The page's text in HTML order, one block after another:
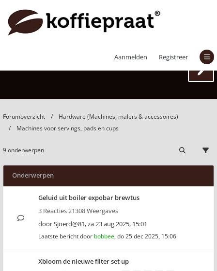
Aanmelden Registreer
Machines voor servings, pads en cups
Forumoverzicht
Hardware (Machines, malers & accessoires)
Machines voor servings, pads en cups
9 onderwerpen
Onderwerpen
Geluid uit boiler expobar brewtus
3 Reacties 21308 Weergaves
doorSjoerd@81,za 23 aug 2025, 15:01
Laatste bericht door bobbee, do 25 dec 2025, 15:06
Xbloom de nieuwe filter set up